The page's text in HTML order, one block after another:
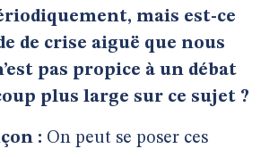
mais est-ce
de crise aiguë que nous
pas propice à un débat
plus large sur ce sujet ?
: On peut se poser ces